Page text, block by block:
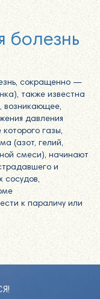
болезнь
сокращенно —
также известна
возникающее,
давления
газы,
(азот, гелий,
смеси), начинают
и
сосудов,
к параличу или